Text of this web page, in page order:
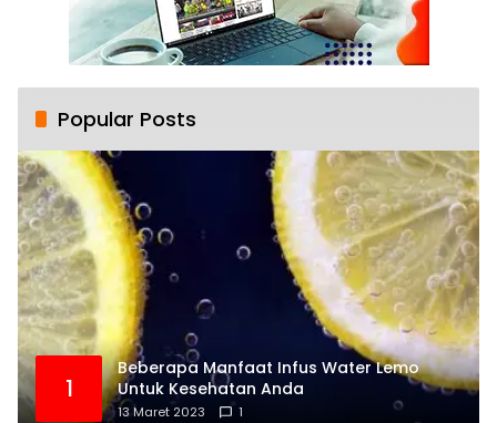
Popular Posts
1
Beberapa Manfaat Infus Water Lemo
Untuk Kesehatan Anda
13 Maret 2023 1